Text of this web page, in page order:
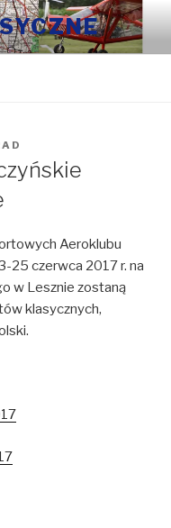
Aeroklubu
25 czerwca 2017 r. na
w Lesznie zostaną
klasycznych,